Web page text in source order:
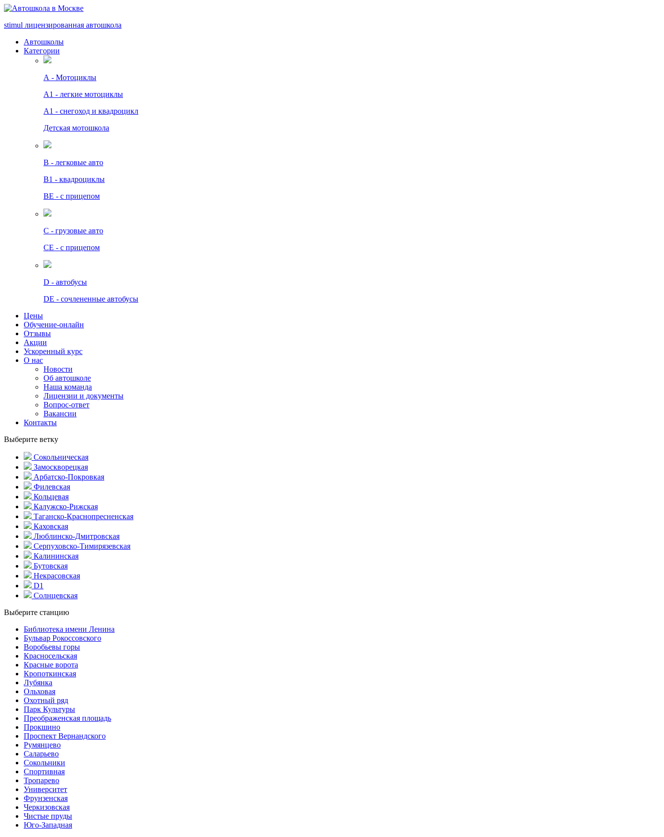
stimul лицензированная автошкола
Автошколы
Категории
А - Мотоциклы
A1 - легкие мотоциклы
A1 - снегоход и квадроцикл
Детская мотошкола
B - легковые авто
В1 - квадроциклы
BE - с прицепом
C - грузовые авто
СЕ - с прицепом
D - автобусы
DE - сочлененные автобусы
Цены
Обучение-онлайн
Отзывы
Акции
Ускоренный курс
О нас
Новости
Об автошколе
Наша команда
Лицензии и документы
Вопрос-ответ
Вакансии
Контакты
Выберите ветку
Сокольническая
Замоскворецкая
Арбатско-Покровкая
Филевская
Кольцевая
Калужско-Рижская
Таганско-Краснопресненская
Каховская
Люблинско-Дмитровская
Серпуховско-Тимирязевская
Калининская
Бутовская
Некрасовская
D1
Солнцевская
Выберите станцию
Библиотека имени Ленина
Бульвар Рокоссовского
Воробьевы горы
Красно­сельская
Красные ворота
Кропоткинс­кая
Лубянка
Ольховая
Охотный ряд
Парк Культуры
Преобра­женская площадь
Прокшино
Проспект Вернандского
Румянцево
Саларьево
Сокольники
Спортивная
Тропарево
Университет
Фрунзенская
Черкизовская
Чистые пруды
Юго-Западная